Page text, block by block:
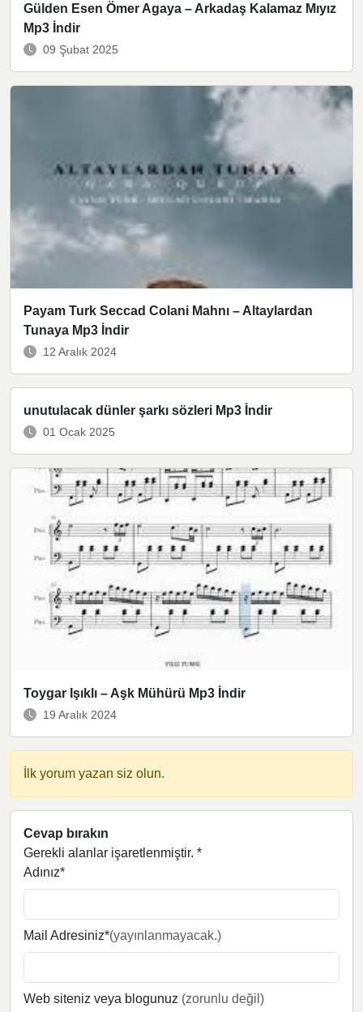
Gülden Esen Ömer Agaya – Arkadaş Kalamaz Mıyız
Mp3 İndir
09 Şubat 2025
Payam Turk Seccad Colani Mahnı – Altaylardan
Tunaya Mp3 İndir
12 Aralık 2024
unutulacak dünler şarkı sözleri Mp3 İndir
01 Ocak 2025
Toygar Işıklı – Aşk Mühürü Mp3 İndir
19 Aralık 2024
İlk yorum yazan siz olun.
Cevap bırakın
Gerekli alanlar işaretlenmiştir. *
Adınız*
Mail Adresiniz*(yayınlanmayacak.)
Web siteniz veya blogunuz (zorunlu değil)